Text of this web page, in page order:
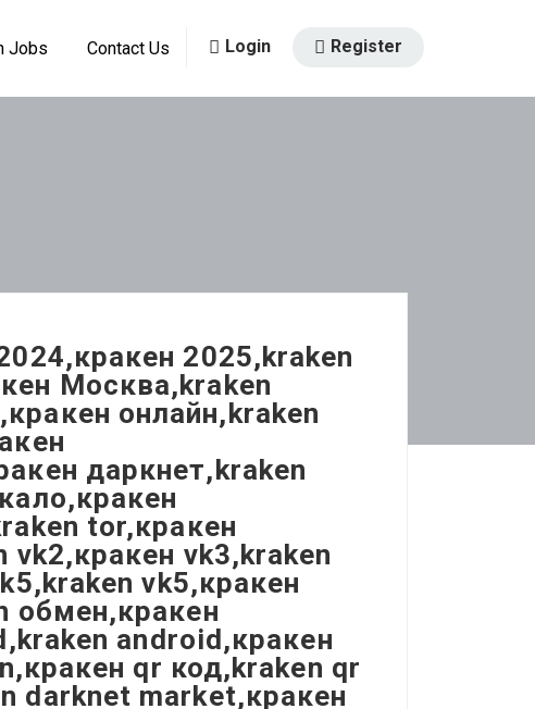
Jobs Contact Us Login Register
2025,kraken
Москва,kraken
онлайн,kraken
даркнет,kraken
tor,кракен
vk2,кракен vk3,kraken
vk5,кракен
обмен,кракен
android,кракен
qr код,kraken qr
darknet market,кракен